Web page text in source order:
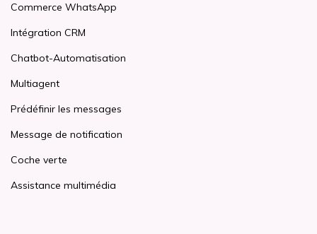
Commerce WhatsApp
Intégration CRM
Chatbot-Automatisation
Multiagent
Prédéfinir les messages
Message de notification
Coche verte
Assistance multimédia